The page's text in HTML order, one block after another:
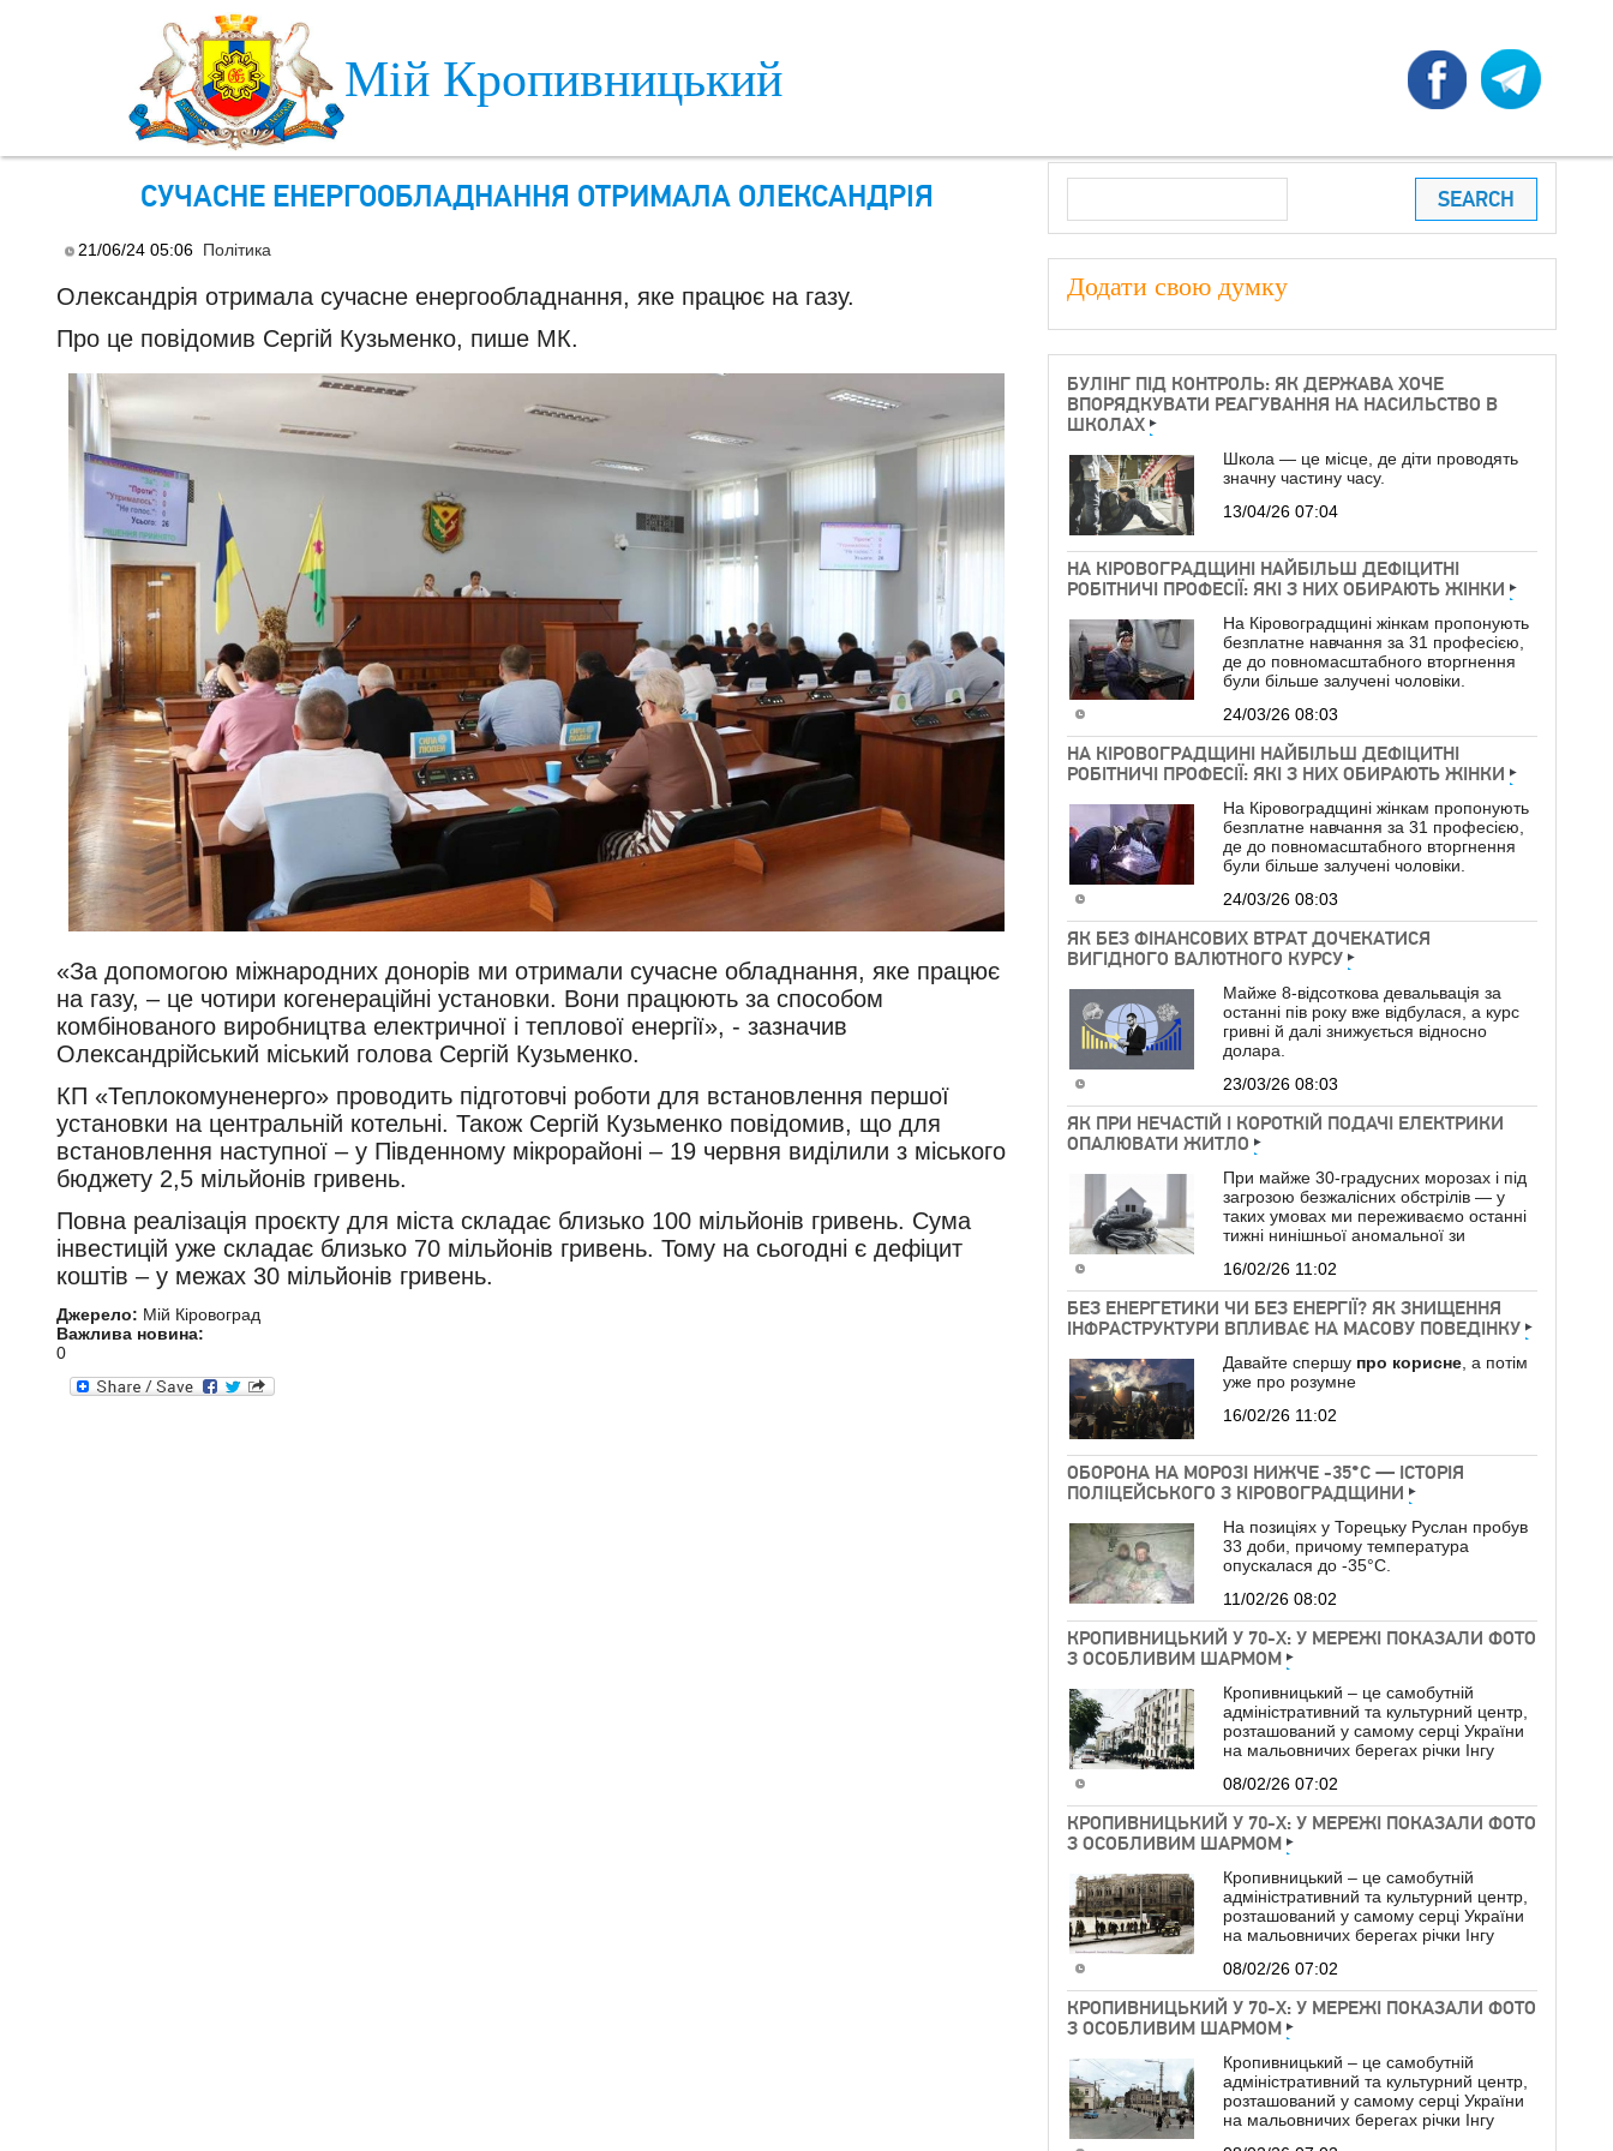
Мій Кропивницький
СУЧАСНЕ ЕНЕРГООБЛАДНАННЯ ОТРИМАЛА ОЛЕКСАНДРІЯ
21/06/24 05:06 Політика
Олександрія отримала сучасне енергообладнання, яке працює на газу.
Про це повідомив Сергій Кузьменко, пише МК.
«За допомогою міжнародних донорів ми отримали сучасне обладнання, яке працює
на газу, – це чотири когенераційні установки. Вони працюють за способом
комбінованого виробництва електричної і теплової енергії», - зазначив
Олександрійський міський голова Сергій Кузьменко.
КП «Теплокомуненерго» проводить підготовчі роботи для встановлення першої
установки на центральній котельні. Також Сергій Кузьменко повідомив, що для
встановлення наступної – у Південному мікрорайоні – 19 червня виділили з міського
бюджету 2,5 мільйонів гривень.
Повна реалізація проєкту для міста складає близько 100 мільйонів гривень. Сума
інвестицій уже складає близько 70 мільйонів гривень. Тому на сьогодні є дефіцит
коштів – у межах 30 мільйонів гривень.
Джерело: Мій Кіровоград
Важлива новина:
0
Search
Додати свою думку
БУЛІНГ ПІД КОНТРОЛЬ: ЯК ДЕРЖАВА ХОЧЕ
ВПОРЯДКУВАТИ РЕАГУВАННЯ НА НАСИЛЬСТВО В
ШКОЛАХ
Школа — це місце, де діти проводять
значну частину часу.
13/04/26 07:04
НА КІРОВОГРАДЩИНІ НАЙБІЛЬШ ДЕФІЦИТНІ
РОБІТНИЧІ ПРОФЕСІЇ: ЯКІ З НИХ ОБИРАЮТЬ ЖІНКИ
На Кіровоградщині жінкам пропонують
безплатне навчання за 31 професією,
де до повномасштабного вторгнення
були більше залучені чоловіки.
24/03/26 08:03
НА КІРОВОГРАДЩИНІ НАЙБІЛЬШ ДЕФІЦИТНІ
РОБІТНИЧІ ПРОФЕСІЇ: ЯКІ З НИХ ОБИРАЮТЬ ЖІНКИ
На Кіровоградщині жінкам пропонують
безплатне навчання за 31 професією,
де до повномасштабного вторгнення
були більше залучені чоловіки.
24/03/26 08:03
ЯК БЕЗ ФІНАНСОВИХ ВТРАТ ДОЧЕКАТИСЯ
ВИГІДНОГО ВАЛЮТНОГО КУРСУ
Майже 8-відсоткова девальвація за
останні пів року вже відбулася, а курс
гривні й далі знижується відносно
долара.
23/03/26 08:03
ЯК ПРИ НЕЧАСТІЙ І КОРОТКІЙ ПОДАЧІ ЕЛЕКТРИКИ
ОПАЛЮВАТИ ЖИТЛО
При майже 30-градусних морозах і під
загрозою безжалісних обстрілів — у
таких умовах ми переживаємо останні
тижні нинішньої аномальної зи
16/02/26 11:02
БЕЗ ЕНЕРГЕТИКИ ЧИ БЕЗ ЕНЕРГІЇ? ЯК ЗНИЩЕННЯ
ІНФРАСТРУКТУРИ ВПЛИВАЄ НА МАСОВУ ПОВЕДІНКУ
Давайте спершу про корисне , а потім
уже про розумне
16/02/26 11:02
ОБОРОНА НА МОРОЗІ НИЖЧЕ -35°C — ІСТОРІЯ
ПОЛІЦЕЙСЬКОГО З КІРОВОГРАДЩИНИ
На позиціях у Торецьку Руслан пробув
33 доби, причому температура
опускалася до -35°C.
11/02/26 08:02
КРОПИВНИЦЬКИЙ У 70-Х: У МЕРЕЖІ ПОКАЗАЛИ ФОТО
З ОСОБЛИВИМ ШАРМОМ
Кропивницький – це самобутній
адміністративний та культурний центр,
розташований у самому серці України
на мальовничих берегах річки Інгу
08/02/26 07:02
КРОПИВНИЦЬКИЙ У 70-Х: У МЕРЕЖІ ПОКАЗАЛИ ФОТО
З ОСОБЛИВИМ ШАРМОМ
Кропивницький – це самобутній
адміністративний та культурний центр,
розташований у самому серці України
на мальовничих берегах річки Інгу
08/02/26 07:02
КРОПИВНИЦЬКИЙ У 70-Х: У МЕРЕЖІ ПОКАЗАЛИ ФОТО
З ОСОБЛИВИМ ШАРМОМ
Кропивницький – це самобутній
адміністративний та культурний центр,
розташований у самому серці України
на мальовничих берегах річки Інгу